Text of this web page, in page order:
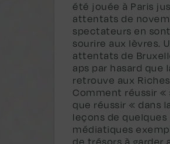
été jouée à Paris
attentats de
spectateurs en
sourire aux lèvres.
attentats de
aps par hasard que
retrouve aux
Comment réussir «
que réussir « dans
leçons de
médiatiques